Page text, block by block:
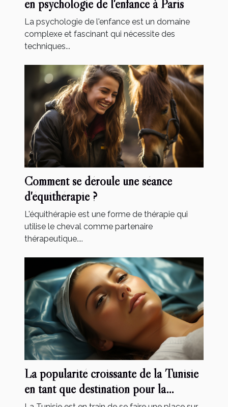
en psychologie de l'enfance à Paris
La psychologie de l'enfance est un domaine
complexe et fascinant qui nécessite des
techniques...
Comment se déroule une séance
d'équithérapie ?
L'équithérapie est une forme de thérapie qui
utilise le cheval comme partenaire
thérapeutique....
La popularité croissante de la Tunisie
en tant que destination pour la